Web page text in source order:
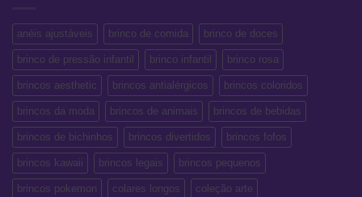
anéis ajustáveis brinco de comida brinco de doces
brinco de pressão infantil brinco infantil brinco rosa
brincos aesthetic brincos antialérgicos brincos coloridos
brincos da moda brincos de animais brincos de bebidas
brincos de bichinhos brincos divertidos brincos fofos
brincos kawaii brincos legais brincos pequenos
brincos pokemon colares longos coleção arte